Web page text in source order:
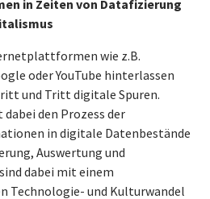
in Zeiten von Datafizierung
wie z.B.
oder YouTube hinterlassen
und Tritt digitale Spuren.
den Prozess der
in digitale Datenbestände
Auswertung und
dabei mit einem
Technologie- und Kulturwandel